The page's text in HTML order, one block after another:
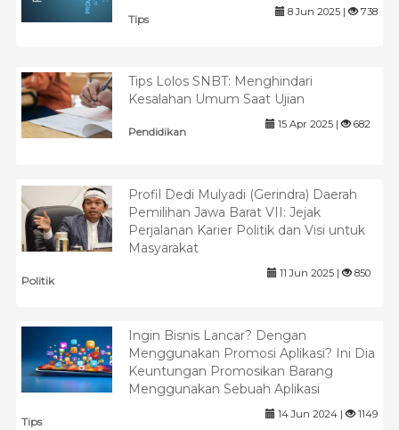
Tips
8 Jun 2025 | 738
Tips Lolos SNBT: Menghindari
Kesalahan Umum Saat Ujian
Pendidikan
15 Apr 2025 | 682
Profil Dedi Mulyadi (Gerindra) Daerah
Pemilihan Jawa Barat VII: Jejak
Perjalanan Karier Politik dan Visi untuk
Masyarakat
Politik
11 Jun 2025 | 850
Ingin Bisnis Lancar? Dengan
Menggunakan Promosi Aplikasi? Ini Dia
Keuntungan Promosikan Barang
Menggunakan Sebuah Aplikasi
Tips
14 Jun 2024 | 1149